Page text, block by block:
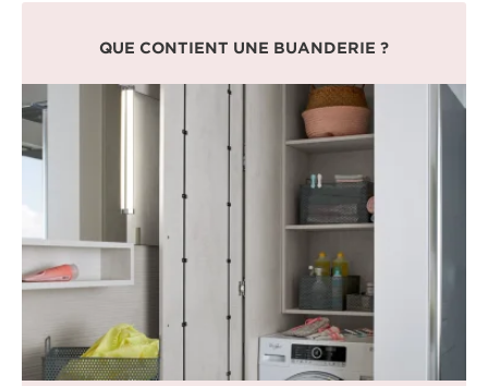
QUE CONTIENT UNE BUANDERIE ?